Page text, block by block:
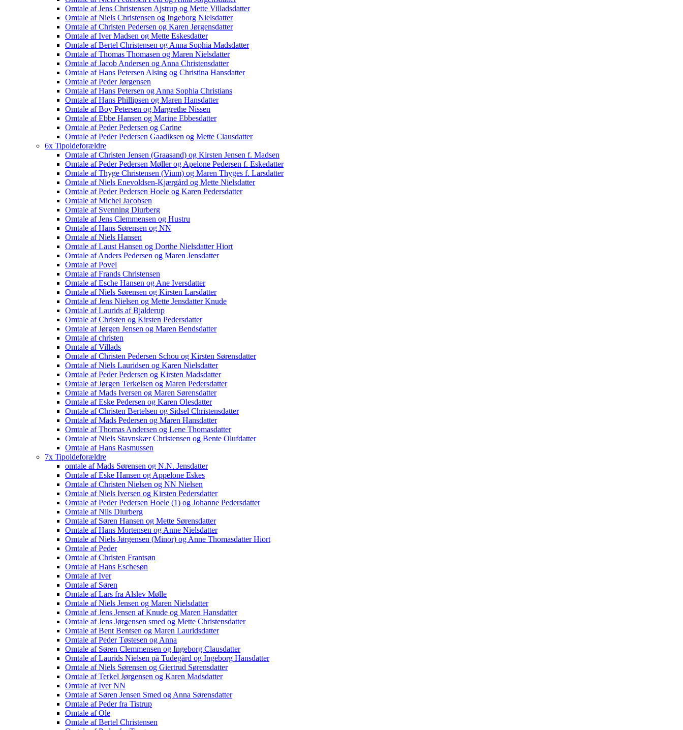
Omtale af Jens Christensen Ajstrup og Mette Villadsdatter
Omtale af Niels Christensen og Ingeborg Nielsdatter
Omtale af Christen Pedersen og Karen Jørgensdatter
Omtale af Iver Madsen og Mette Eskesdatter
Omtale af Bertel Christensen og Anna Sophia Madsdatter
Omtale af Thomas Thomasen og Maren Nielsdatter
Omtale af Jacob Andersen og Anna Christensdatter
Omtale af Hans Petersen Alsing og Christina Hansdatter
Omtale af Peder Jørgensen
Omtale af Hans Petersen og Anna Sophia Christians
Omtale af Hans Phillipsen og Maren Hansdatter
Omtale af Boy Petersen og Margrethe Nissen
Omtale af Ebbe Hansen og Marine Ebbesdatter
Omtale af Peder Pedersen og Carine
Omtale af Peder Pedersen Gaadiksen og Mette Clausdatter
6x Tipoldeforældre
Omtale af Christen Jensen (Graasand) og Kirsten Jensen f. Madsen
Omtale af Peder Pedersen Møller og Apelone Pedersen f. Eskedatter
Omtale af Thyge Christensen (Vium) og Maren Thyges f. Larsdatter
Omtale af Niels Enevoldsen-Kjærgård og Mette Nielsdatter
Omtale af Peder Pedersen Hoele og Karen Pedersdatter
Omtale af Michel Jacobsen
Omtale af Svenning Diurberg
Omtale af Jens Clemmensen og Hustru
Omtale af Hans Sørensen og NN
Omtale af Niels Hansen
Omtale af Laust Hansen og Dorthe Nielsdatter Hiort
Omtale af Anders Pedersen og Maren Jensdatter
Omtale af Povel
Omtale af Frands Christensen
Omtale af Esche Hansen og Ane Iversdatter
Omtale af Niels Sørensen og Kirsten Larsdatter
Omtale af Jens Nielsen og Mette Jensdatter Knude
Omtale af Laurids af Bjalderup
Omtale af Christen og Kirsten Pedersdatter
Omtale af Jørgen Jensen og Maren Bendsdatter
Omtale af christen
Omtale af Villads
Omtale af Christen Pedersen Schou og Kirsten Sørensdatter
Omtale af Niels Lauridsen og Karen Nielsdatter
Omtale af Peder Pedersen og Kirsten Madsdatter
Omtale af Jørgen Terkelsen og Maren Pedersdatter
Omtale af Mads Iversen og Maren Sørensdatter
Omtale af Eske Pedersen og Karen Olesdatter
Omtale af Christen Bertelsen og Sidsel Christensdatter
Omtale af Mads Pedersen og Maren Hansdatter
Omtale af Thomas Andersen og Lene Thomasdatter
Omtale af Niels Stavnskær Christensen og Bente Olufdatter
Omtale af Hans Rasmussen
7x Tipoldeforældre
omtale af Mads Sørensen og N.N. Jensdatter
Omtale af Eske Hansen og Appelone Eskes
Omtale af Christen Nielsen og NN Nielsen
Omtale af Niels Iversen og Kirsten Pedersdatter
Omtale af Peder Pedersen Hoele (1) og Johanne Pedersdatter
Omtale af Nils Diurberg
Omtale af Søren Hansen og Mette Sørensdatter
Omtale af Hans Mortensen og Anne Nielsdatter
Omtale af Niels Jørgensen (Minor) og Anne Thomasdatter Hiort
Omtale af Peder
Omtale af Christen Frantsøn
Omtale af Hans Eschesøn
Omtale af Iver
Omtale af Søren
Omtale af Lars fra Alslev Mølle
Omtale af Niels Jensen og Maren Nielsdatter
Omtale af Jens Jensen af Knude og Maren Hansdatter
Omtale af Jens Jørgensen smed og Mette Christensdatter
Omtale af Bent Bentsen og Maren Lauridsdatter
Omtale af Peder Tøstesen og Anna
Omtale af Søren Clemmensen og Ingeborg Clausdatter
Omtale af Laurids Nielsen på Tudegård og Ingeborg Hansdatter
Omtale af Niels Sørensen og Giertrud Sørensdatter
Omtale af Terkel Jørgensen og Karen Madsdatter
Omtale af Iver NN
Omtale af Søren Jensen Smed og Anna Sørensdatter
Omtale af Peder fra Tistrup
Omtale af Ole
Omtale af Bertel Christensen